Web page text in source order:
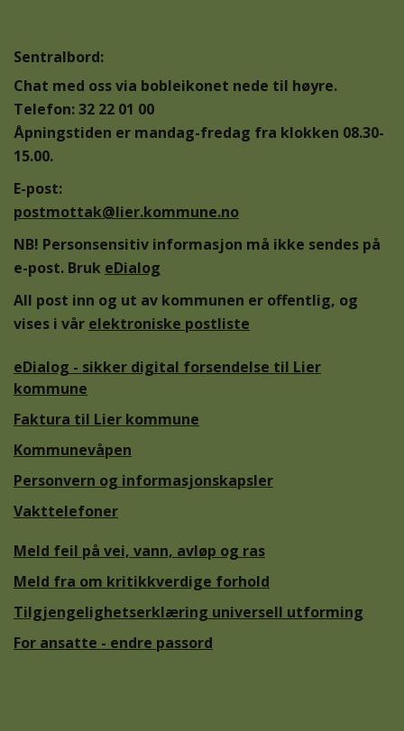
Sentralbord:
Chat med oss via bobleikonet nede til høyre.
Telefon: 32 22 01 00
Åpningstiden er mandag-fredag fra klokken 08.30-
15.00.
E-post:
postmottak@lier.kommune.no
NB! Personsensitiv informasjon må ikke sendes på
e-post. Bruk eDialog
All post inn og ut av kommunen er offentlig, og
vises i vår elektroniske postliste
eDialog - sikker digital forsendelse til Lier
kommune
Faktura til Lier kommune
Kommunevåpen
Personvern og informasjonskapsler
Vakttelefoner
Meld feil på vei, vann, avløp og ras
Meld fra om kritikkverdige forhold
Tilgjengelighetserklæring universell utforming
For ansatte - endre passord